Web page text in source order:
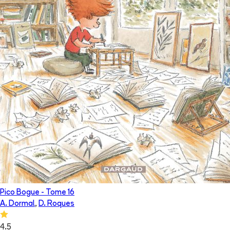
Pico Bogue - Tome 16
A. Dormal, D. Roques
4.5